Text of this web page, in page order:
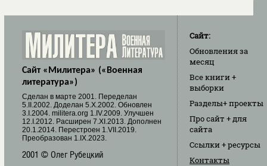
Сайт «Милитера» («Военная
литература»)
Cделан в марте 2001. Переделан
5.II.2002. Доделан 5.X.2002. Обновлен
3.I.2004. militera.org 1.IV.2009. Улучшен
12.I.2012. Расширен 7.XI.2013. Дополнен
20.1.2014. Перестроен 1.VII.2019.
Преобразован 1.IX.2023.
2001 © Олег Рубецкий
Сайт:
Обновленияза
месяц
Все книги+
выборки
Разделы+ проекты
Про сайт + для
сайта
Ссылки+ ресурсы
Контакты